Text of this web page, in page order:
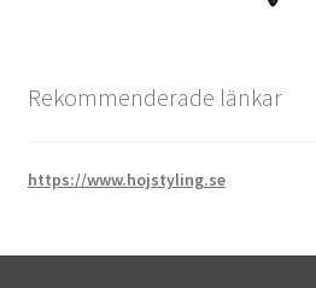
Rekommenderade länkar
https://www.hojstyling.se